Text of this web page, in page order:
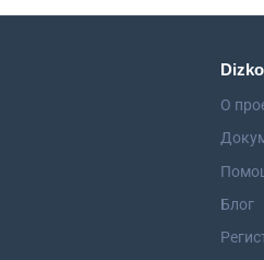
О
Блог